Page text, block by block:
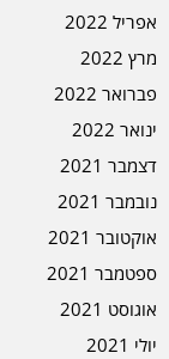
אפריל 2022
מרץ 2022
פברואר 2022
ינואר 2022
דצמבר 2021
נובמבר 2021
אוקטובר 2021
ספטמבר 2021
אוגוסט 2021
יולי 2021